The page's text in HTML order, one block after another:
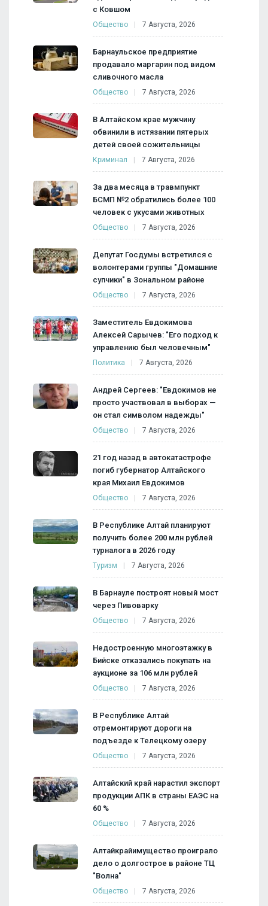
с Ковшом
Общество 7 Августа, 2026
Барнаульское предприятие
продавало маргарин под видом
сливочного масла
Общество 7 Августа, 2026
В Алтайском крае мужчину
обвинили в истязании пятерых
детей своей сожительницы
Криминал 7 Августа, 2026
За два месяца в травмпункт
БСМП №2 обратились более 100
человек с укусами животных
Общество 7 Августа, 2026
Депутат Госдумы встретился с
волонтерами группы "Домашние
супчики" в Зональном районе
Общество 7 Августа, 2026
Заместитель Евдокимова
Алексей Сарычев: "Его подход к
управлению был человечным"
Политика 7 Августа, 2026
Андрей Сергеев: "Евдокимов не
просто участвовал в выборах —
он стал символом надежды"
Общество 7 Августа, 2026
21 год назад в автокатастрофе
погиб губернатор Алтайского
края Михаил Евдокимов
Общество 7 Августа, 2026
В Республике Алтай планируют
получить более 200 млн рублей
турналога в 2026 году
Туризм 7 Августа, 2026
В Барнауле построят новый мост
через Пивоварку
Общество 7 Августа, 2026
Недостроенную многоэтажку в
Бийске отказались покупать на
аукционе за 106 млн рублей
Общество 7 Августа, 2026
В Республике Алтай
отремонтируют дороги на
подъезде к Телецкому озеру
Общество 7 Августа, 2026
Алтайский край нарастил экспорт
продукции АПК в страны ЕАЭС на
60 %
Общество 7 Августа, 2026
Алтайкрайимущество проиграло
дело о долгострое в районе ТЦ
"Волна"
Общество 7 Августа, 2026